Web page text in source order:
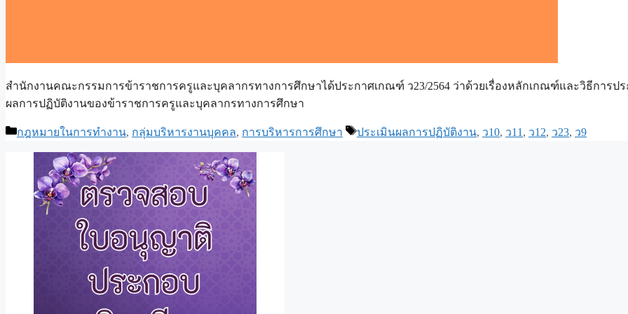
สำนักงานคณะกรรมการข้าราชการครูและบุคลากรทางการศึกษาได้ประกาศเกณฑ์ ว23/2564 ว่าด้วยเรื่องหลักเกณฑ์และวิธีการปร
ผลการปฏิบัติงานของข้าราชการครูและบุคลากรทางการศึกษา
Categories
กฎหมายในการทำงาน, กลุ่มบริหารงานบุคคล, การบริหารการศึกษา Tags
ประเมินผลการปฏิบัติงาน, ว10, ว11 , ว12, ว23, ว9